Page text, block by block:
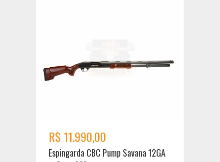
R$ 11.990,00
Espingarda CBC Pump Savana 12GA